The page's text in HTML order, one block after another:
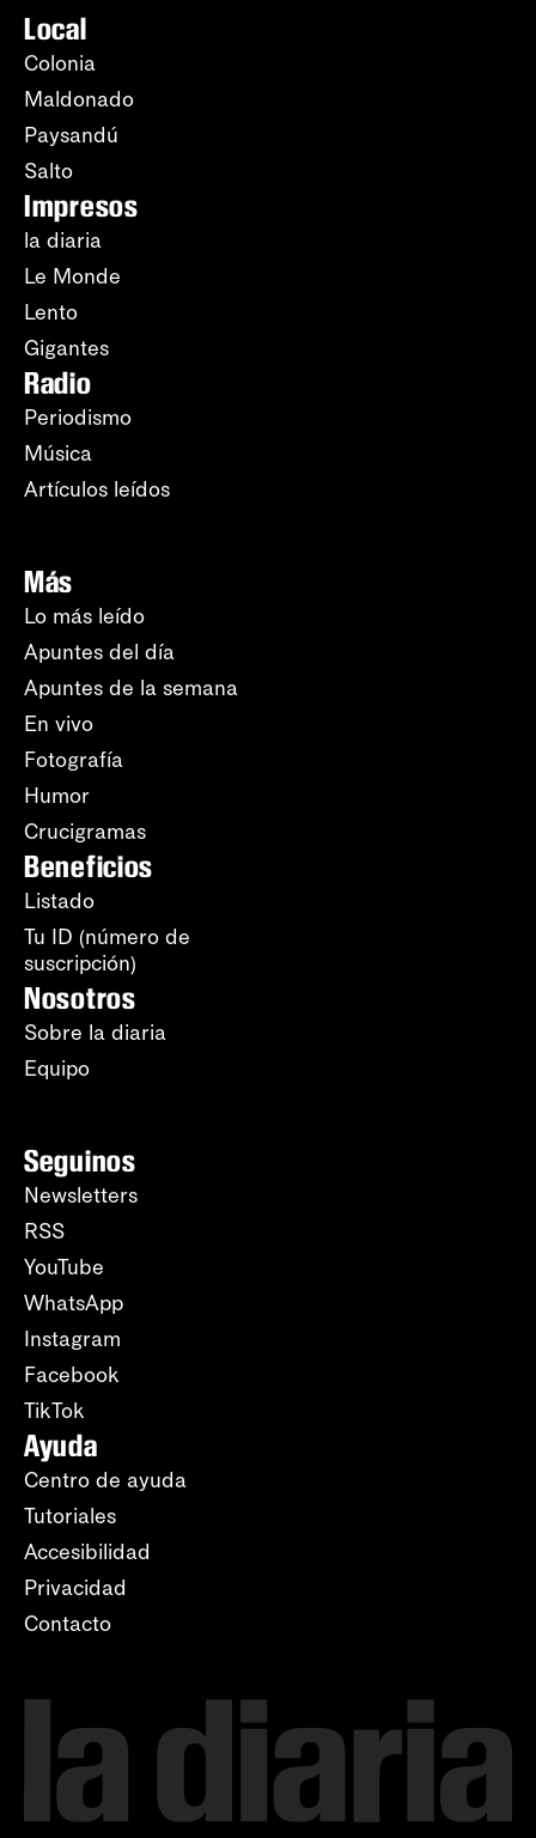
Local
Colonia
Maldonado
Paysandú
Salto
Impresos
la diaria
Le Monde
Lento
Gigantes
Radio
Periodismo
Música
Artículos leídos
Más
Lo más leído
Apuntes del día
Apuntes de la semana
En vivo
Fotografía
Humor
Crucigramas
Beneficios
Listado
Tu ID (número de
suscripción)
Nosotros
Sobre la diaria
Equipo
Seguinos
Newsletters
RSS
YouTube
WhatsApp
Instagram
Facebook
TikTok
Ayuda
Centro de ayuda
Tutoriales
Accesibilidad
Privacidad
Contacto